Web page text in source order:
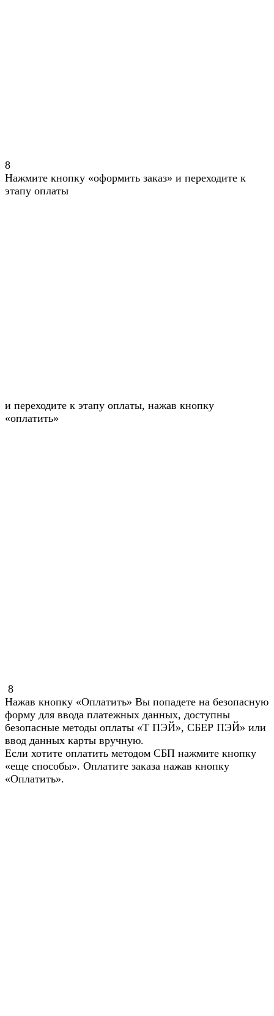
8
Нажмите кнопку «оформить заказ» и переходите к
этапу оплаты
и переходите к этапу оплаты, нажав кнопку
«оплатить»
8
Нажав кнопку «Оплатить» Вы попадете на безопасную
форму для ввода платежных данных, доступны
безопасные методы оплаты «Т ПЭЙ», СБЕР ПЭЙ» или
ввод данных карты вручную.
Если хотите оплатить методом СБП нажмите кнопку
«еще способы». Оплатите заказа нажав кнопку
«Оплатить».